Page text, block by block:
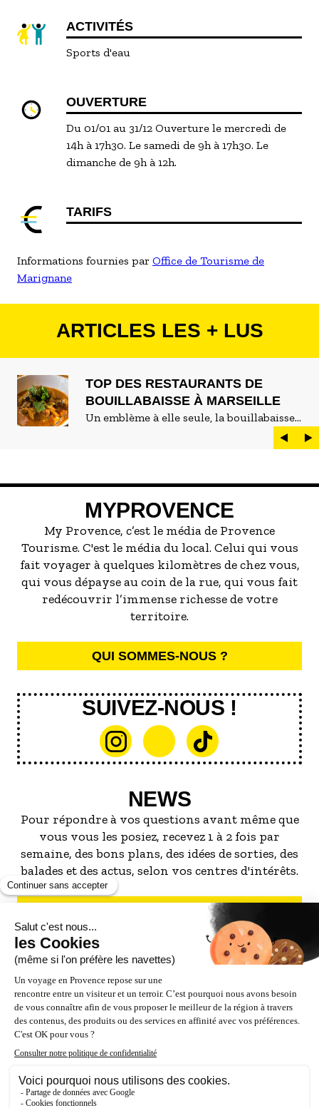
ACTIVITÉS
Sports d'eau
OUVERTURE
Du 01/01 au 31/12 Ouverture le mercredi de
14h à 17h30. Le samedi de 9h à 17h30. Le
dimanche de 9h à 12h.
TARIFS
Informations fournies par Office de Tourisme de
Marignane
ARTICLES LES + LUS
TOP DES RESTAURANTS DE
BOUILLABAISSE À MARSEILLE
Un emblème à elle seule, la bouillabaisse
est LE plat marseillais par excellence. On
peut d'ailleurs vite être submergé·e par la
servir la meilleure...
MYPROVENCE
My Provence, c’est le média de Provence
Tourisme. C'est le média du local. Celui qui vous
fait voyager à quelques kilomètres de chez vous,
qui vous dépayse au coin de la rue, qui vous fait
redécouvrir l’immense richesse de votre
territoire.
QUI SOMMES-NOUS ?
SUIVEZ-NOUS !
NEWS
Pour répondre à vos questions avant même que
vous vous les posiez, recevez 1 à 2 fois par
semaine, des bons plans, des idées de sorties, des
balades et des actus, selon vos centres d'intérêts.
S'INSCRIRE À LA NEWSLETTER
NOS PARTENAIRES
ESPACE PRO / PRESSE